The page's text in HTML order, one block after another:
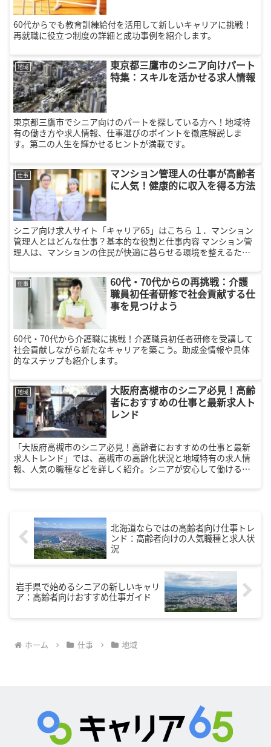
60代からでも教育訓練給付を活用して新しいキャリアに挑戦！
再就職に役立つ制度の詳細と成功事例を紹介します。
地域
東京都三鷹市のシニア向けパート
特集：スキルを活かせる求人情報
東京都三鷹市でシニア向けのパートを探している方へ！地域特
有の働き方や求人情報、仕事選びのポイントを徹底解説しま
す。第二の人生を輝かせるヒントが満載です。
仕事
マンション管理人の仕事が高齢者
に人気！健康的に収入を得る方法
シニア向け求人サイト「キャリア65」はこちら １．マンション
管理人とはどんな仕事？基本的な役割と仕事内容 マンション管
理人は、マンションの住民が快適に暮らせる環境を整えるため
なものがあ...
仕事
60代・70代からの再挑戦：介護
職員初任者研修で社会貢献する仕
事を見つけよう
60代・70代から介護職に挑戦！介護職員初任者研修を受講して
社会貢献しながら新たなキャリアを築こう。助成金情報や具体
的なステップも紹介します。
地域
大阪府高槻市のシニア必見！高齢
者におすすめの仕事と最新求人ト
レンド
「大阪府高槻市のシニア必見！高齢者におすすめの仕事と最新
求人トレンド」では、高槻市の高齢化状況と地域特有の求人情
報、人気の職種などを詳しく紹介。シニアが安心して働ける環
す。
北海道ならではの高齢者向け仕事トレ
ンド：高齢者向けの人気職種と求人状
況
岩手県で始めるシニアの新しいキャリ
ア：高齢者向けおすすめ仕事ガイド
ホーム 仕事 地域